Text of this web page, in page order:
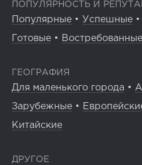
ПОПУЛЯРНОСТЬ И
Популярные • Успешные •
Готовые • Востребованные
ГЕОГРАФИЯ
Для маленького города •
Зарубежные •
Китайские
ДРУГОЕ